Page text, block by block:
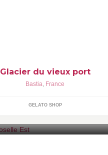
Glacier du vieux port
Bastia, France
GELATO SHOP